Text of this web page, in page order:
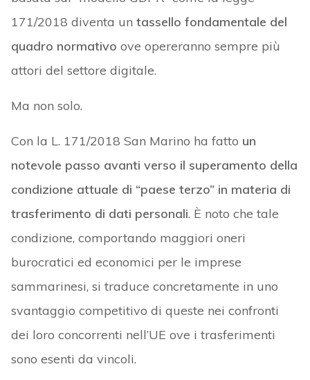
171/2018 diventa un tassello fondamentale del
quadro normativo ove opereranno sempre più
attori del settore digitale.
Ma non solo.
Con la L. 171/2018 San Marino ha fatto un
notevole passo avanti verso il superamento della
condizione attuale di “paese terzo” in materia di
trasferimento di dati personali. È noto che tale
condizione, comportando maggiori oneri
burocratici ed economici per le imprese
sammarinesi, si traduce concretamente in uno
svantaggio competitivo di queste nei confronti
dei loro concorrenti nell’UE ove i trasferimenti
sono esenti da vincoli.